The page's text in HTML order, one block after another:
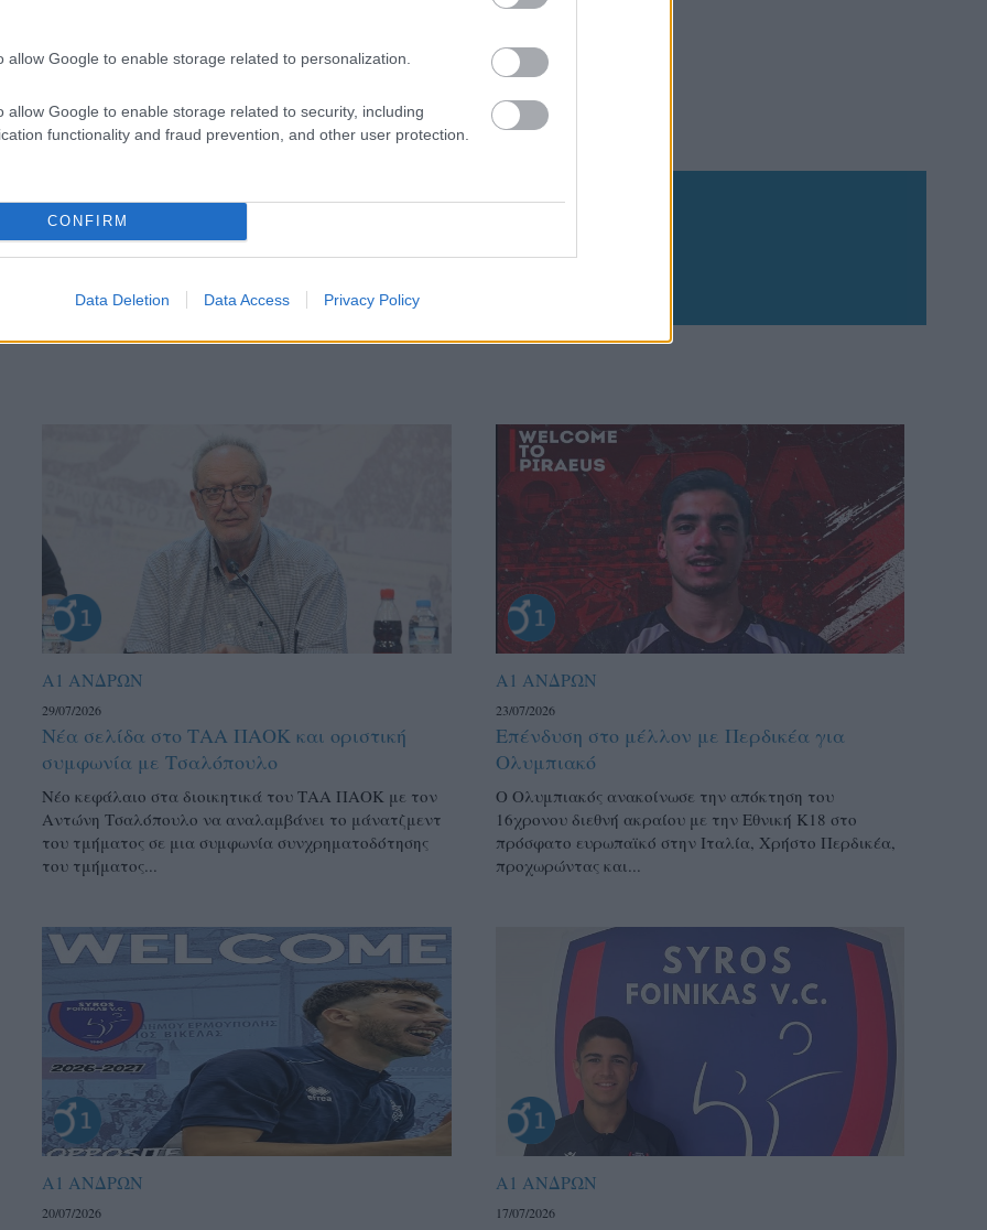
allow Google to enable storage related to personalization.
allow Google to enable storage related to security, including
functionality and fraud prevention, and other user protection.
CONFIRM
Data Deletion Data Access Privacy Policy
μας
Α1 ΑΝΔΡΩΝ
29/07/2026
Νέα σελίδα στο ΤΑΑ ΠΑΟΚ και οριστική
συμφωνία με Τσαλόπουλο
Νέο κεφάλαιο στα διοικητικά του ΤΑΑ ΠΑΟΚ με τον
Αντώνη Τσαλόπουλο να αναλαμβάνει το μάνατζμεντ
του τμήματος σε μια συμφωνία συνχρηματοδότησης
του τμήματος...
Α1 ΑΝΔΡΩΝ
23/07/2026
Επένδυση στο μέλλον με Περδικέα για
Ολυμπιακό
Ο Ολυμπιακός ανακοίνωσε την απόκτηση του
16χρονου διεθνή ακραίου με την Εθνική Κ18 στο
πρόσφατο ευρωπαϊκό στην Ιταλία, Χρήστο Περδικέα,
προχωρώντας και...
Α1 ΑΝΔΡΩΝ
20/07/2026
Α1 ΑΝΔΡΩΝ
17/07/2026